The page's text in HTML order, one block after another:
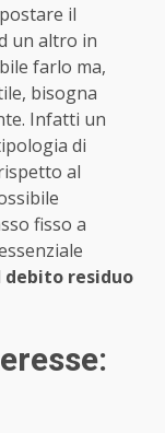
il
un altro in
farlo ma,
bisogna
Infatti un
di
al
fisso a
debito residuo